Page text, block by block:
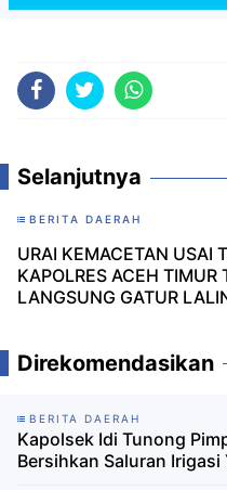
Selanjutnya
BERITA DAERAH
URAI KEMACETAN USAI
KAPOLRES ACEH TIMUR
LANGSUNG GATUR
Direkomendasikan
BERITA DAERAH
Kapolsek Idi Tunong
Bersihkan Saluran